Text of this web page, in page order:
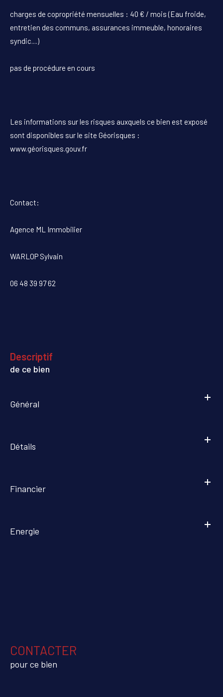
charges de copropriété mensuelles : 40 € / mois (Eau froide,
entretien des communs, assurances immeuble, honoraires
syndic....)
pas de procédure en cours
Les informations sur les risques auxquels ce bien est exposé
sont disponibles sur le site Géorisques :
www.géorisques.gouv.fr
Contact:
Agence ML Immobilier
WARLOP Sylvain
06 48 39 97 62
descriptif
de ce bien
Général
Détails
Financier
Energie
CONTACTER
pour ce bien